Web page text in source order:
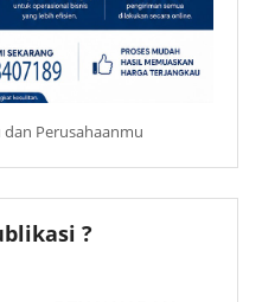
Perusahaanmu
?